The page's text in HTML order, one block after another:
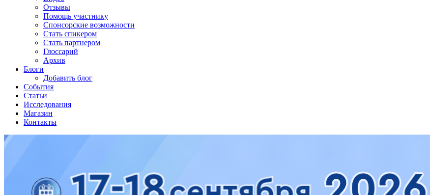
Отзывы
Помощь участнику
Спонсорские возможности
Стать спикером
Стать партнером
Глоссарий
Архив
Блоги
Добавить блог
События
Статьи
Исследования
Магазин
Контакты